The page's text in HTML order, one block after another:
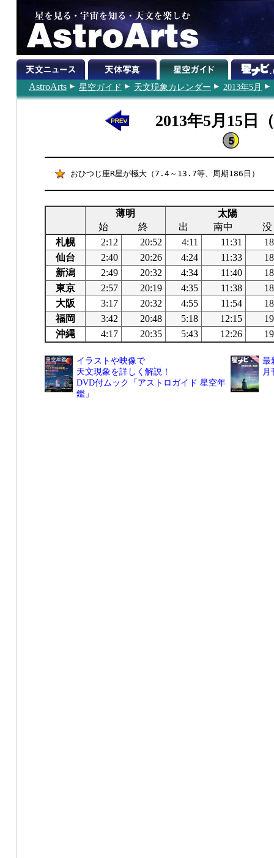
AstroArts 星空ガイド 天文現象カレンダー 2013年5月
2013年5月15日
おひつじ座R星が極大（7.4～13.7等、周期186日）
薄明
太陽
始
終 出 南中
没
札幌
2:12 20:52 4:11 11:31
仙台
2:40 20:26 4:24 11:33
新潟
2:49 20:32 4:34 11:40
東京
2:57 20:19 4:35 11:38
大阪
3:17 20:32 4:55 11:54
福岡
3:42 20:48 5:18 12:15
沖縄
4:17 20:35 5:43 12:26
イラストや映像で
天文現象を詳しく解説！
DVD付ムック「アストロガイド 星空年
鑑」
最
月